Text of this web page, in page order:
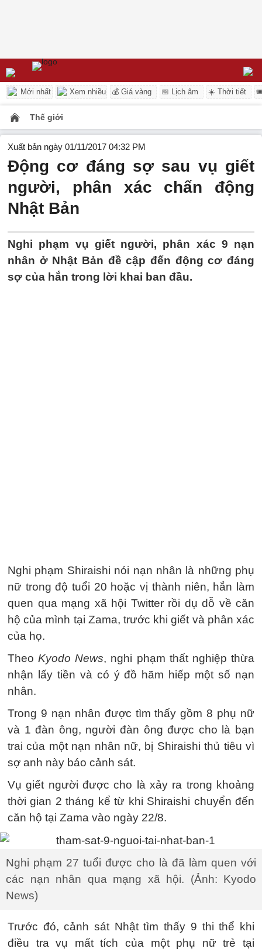
Mới nhất Xem nhiều 💰 Giá vàng 📅 Lịch âm ☀️ Thời tiết
Thế giới
Xuất bản ngày 01/11/2017 04:32 PM
Động cơ đáng sợ sau vụ giết
người, phân xác chấn động
Nhật Bản
Nghi phạm vụ giết người, phân xác 9 nạn
nhân ở Nhật Bản đề cập đến động cơ đáng
sợ của hắn trong lời khai ban đầu.
Nghi phạm Shiraishi nói nạn nhân là những phụ
nữ trong độ tuổi 20 hoặc vị thành niên, hắn làm
quen qua mạng xã hội Twitter rồi dụ dỗ về căn
hộ của mình tại Zama, trước khi giết và phân xác
của họ.
TheoKyodo News, nghi phạm thất nghiệp thừa
nhận lấy tiền và có ý đồ hãm hiếp một số nạn
nhân.
Trong 9 nạn nhân được tìm thấy gồm 8 phụ nữ
và 1 đàn ông, người đàn ông được cho là bạn
trai của một nạn nhân nữ, bị Shiraishi thủ tiêu vì
sợ anh này báo cảnh sát.
Vụ giết người được cho là xảy ra trong khoảng
thời gian 2 tháng kể từ khi Shiraishi chuyển đến
căn hộ tại Zama vào ngày 22/8.
Nghi phạm 27 tuổi được cho là đã làm quen với
các nạn nhân qua mạng xã hội. (Ảnh: Kyodo
News)
Trước đó, cảnh sát Nhật tìm thấy 9 thi thể khi
điều tra vụ mất tích của một phụ nữ trẻ tại